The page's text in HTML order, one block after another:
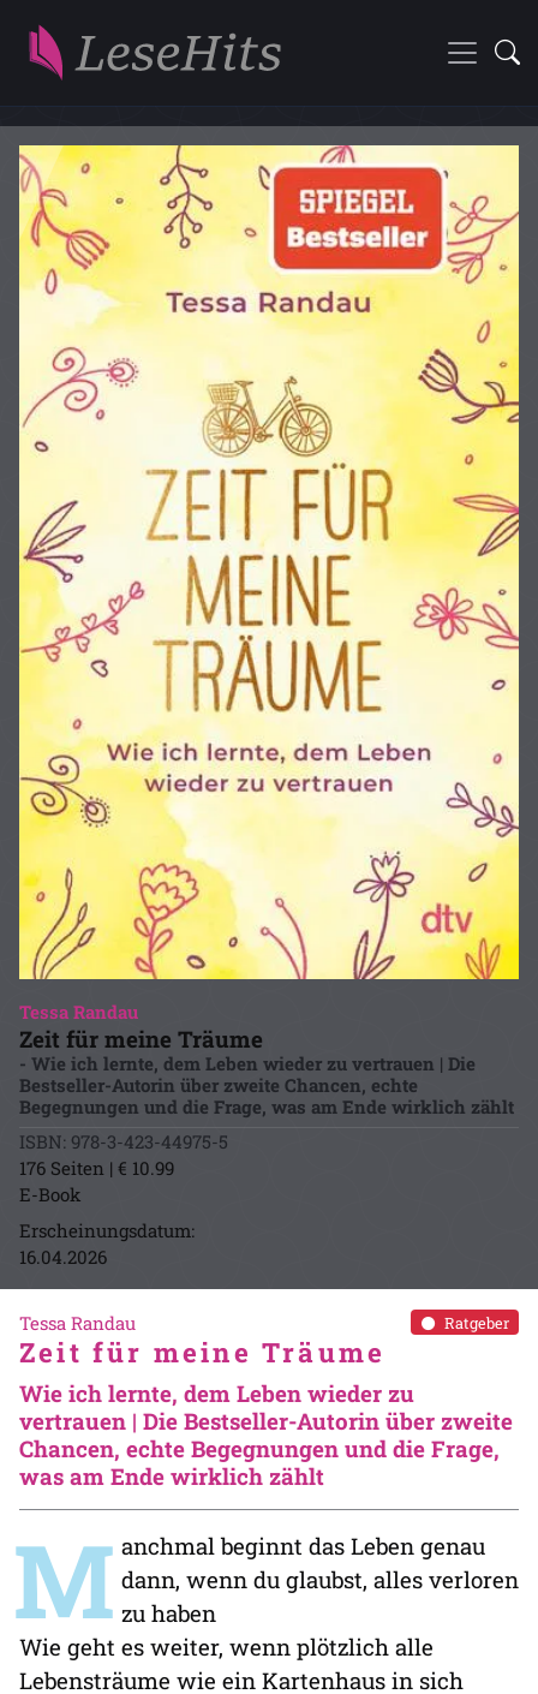
Tessa Randau
Zeit für meine Träume
- Wie ich lernte, dem Leben wieder zu vertrauen | Die
Bestseller-Autorin über zweite Chancen, echte
Begegnungen und die Frage, was am Ende wirklich zählt
ISBN: 978-3-423-44975-5
176 Seiten | € 10.99
E-Book
Erscheinungsdatum:
16.04.2026
Ratgeber
Tessa Randau
Zeit für meine Träume
Wie ich lernte, dem Leben wieder zu
vertrauen | Die Bestseller-Autorin über zweite
Chancen, echte Begegnungen und die Frage,
was am Ende wirklich zählt
M anchmal beginnt das Leben genau
dann, wenn du glaubst, alles verloren
zu haben
Wie geht es weiter, wenn plötzlich alle
Lebensträume wie ein Kartenhaus in sich